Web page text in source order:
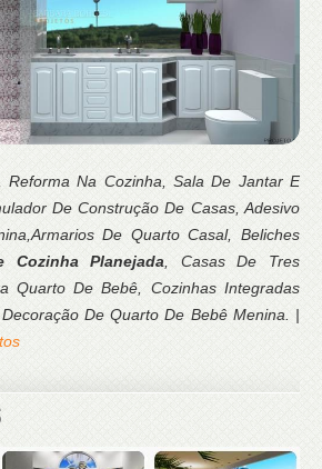
Reforma Na Cozinha, Sala De Jantar E
De Construção De Casas, Adesivo
De Quarto Casal, Beliches
Cozinha Planejada, Casas De Tres
Quarto De Bebê, Cozinhas Integradas
De Quarto De Bebê Menina. |